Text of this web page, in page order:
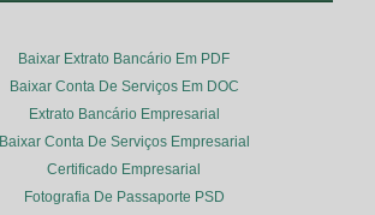
Baixar Extrato Bancário Em PDF
Baixar Conta De Serviços Em DOC
Extrato Bancário Empresarial
Baixar Conta De Serviços Empresarial
Certificado Empresarial
Fotografia De Passaporte PSD